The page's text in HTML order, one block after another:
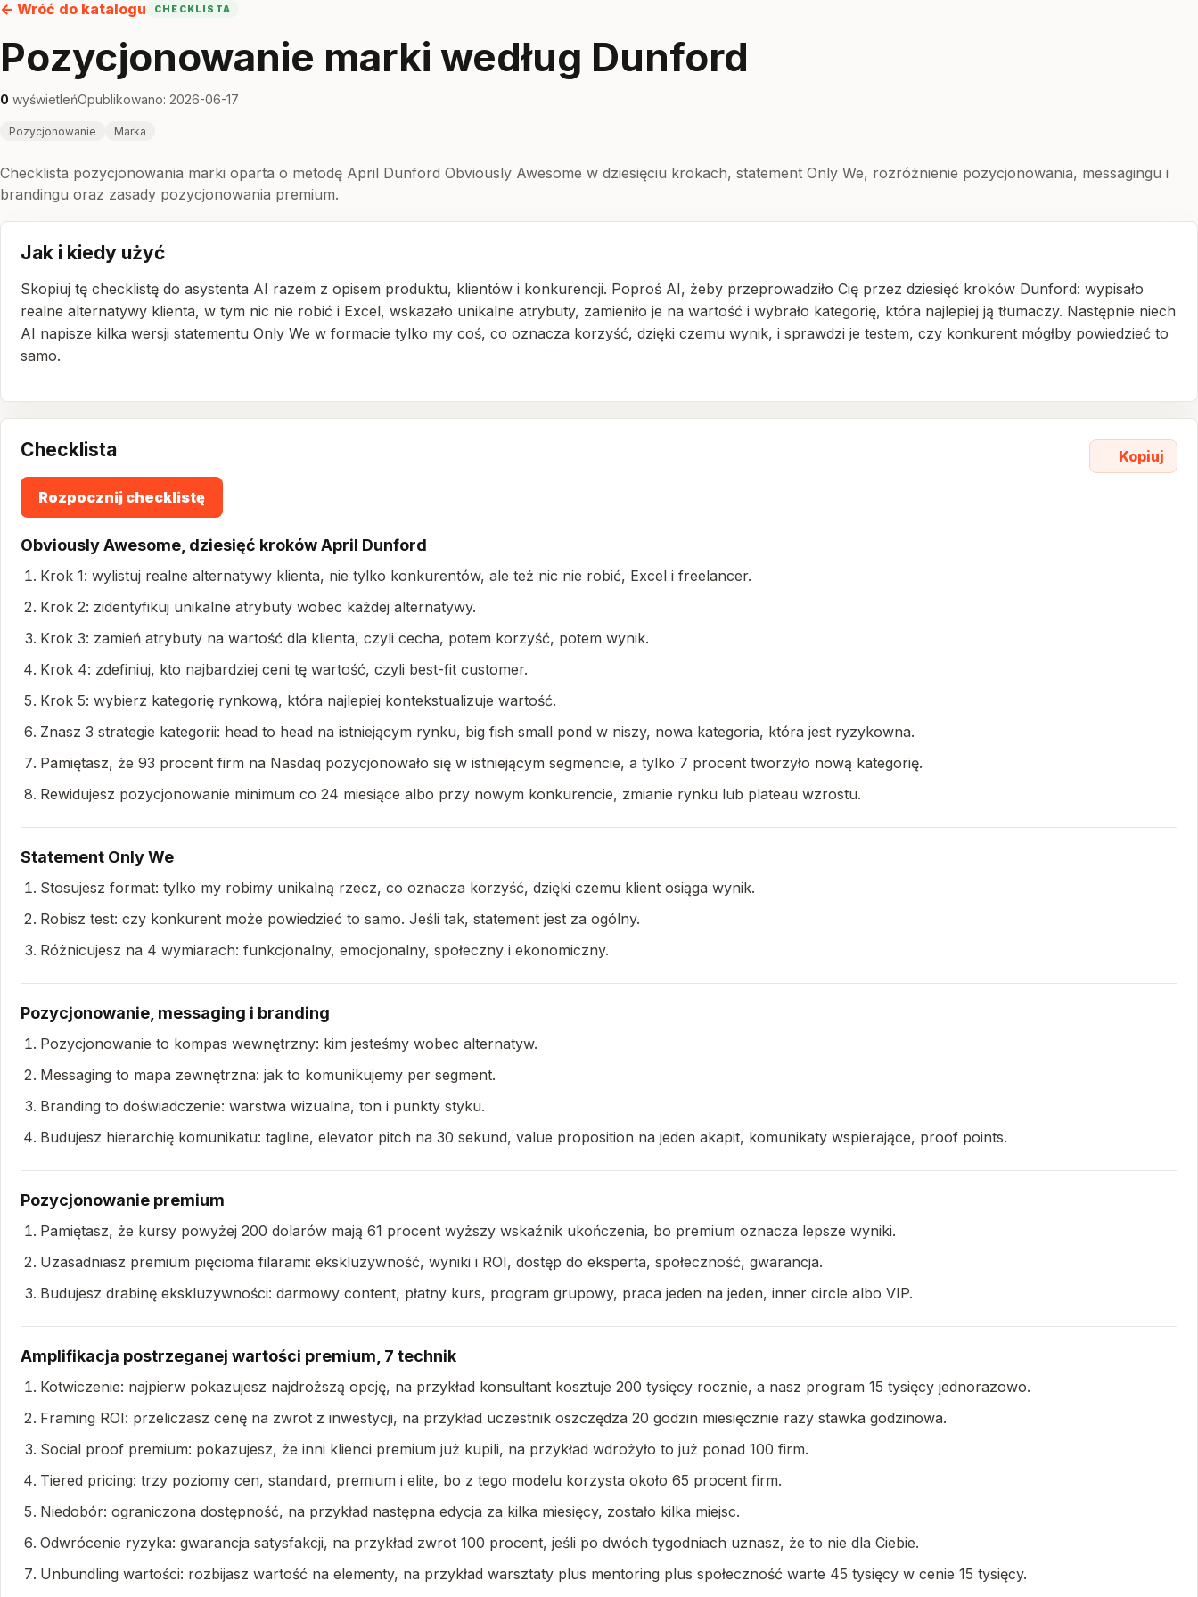
← Wróć do katalogu CHECKLISTA
Pozycjonowanie marki według Dunford
0 wyświetleńOpublikowano: 2026-06-17
Pozycjonowanie Marka
Checklista pozycjonowania marki oparta o metodę April Dunford Obviously Awesome w dziesięciu krokach, statement Only We, rozróżnienie pozycjonowania, messagingu i
brandingu oraz zasady pozycjonowania premium.
Jak i kiedy użyć
Skopiuj tę checklistę do asystenta AI razem z opisem produktu, klientów i konkurencji. Poproś AI, żeby przeprowadziło Cię przez dziesięć kroków Dunford: wypisało
realne alternatywy klienta, w tym nic nie robić i Excel, wskazało unikalne atrybuty, zamieniło je na wartość i wybrało kategorię, która najlepiej ją tłumaczy. Następnie niech
AI napisze kilka wersji statementu Only We w formacie tylko my coś, co oznacza korzyść, dzięki czemu wynik, i sprawdzi je testem, czy konkurent mógłby powiedzieć to
samo.
Checklista Kopiuj
Rozpocznij checklistę
Obviously Awesome, dziesięć kroków April Dunford
Krok 1: wylistuj realne alternatywy klienta, nie tylko konkurentów, ale też nic nie robić, Excel i freelancer.
Krok 2: zidentyfikuj unikalne atrybuty wobec każdej alternatywy.
Krok 3: zamień atrybuty na wartość dla klienta, czyli cecha, potem korzyść, potem wynik.
Krok 4: zdefiniuj, kto najbardziej ceni tę wartość, czyli best-fit customer.
Krok 5: wybierz kategorię rynkową, która najlepiej kontekstualizuje wartość.
Znasz 3 strategie kategorii: head to head na istniejącym rynku, big fish small pond w niszy, nowa kategoria, która jest ryzykowna.
Pamiętasz, że 93 procent firm na Nasdaq pozycjonowało się w istniejącym segmencie, a tylko 7 procent tworzyło nową kategorię.
Rewidujesz pozycjonowanie minimum co 24 miesiące albo przy nowym konkurencie, zmianie rynku lub plateau wzrostu.
Statement Only We
Stosujesz format: tylko my robimy unikalną rzecz, co oznacza korzyść, dzięki czemu klient osiąga wynik.
Robisz test: czy konkurent może powiedzieć to samo. Jeśli tak, statement jest za ogólny.
Różnicujesz na 4 wymiarach: funkcjonalny, emocjonalny, społeczny i ekonomiczny.
Pozycjonowanie, messaging i branding
Pozycjonowanie to kompas wewnętrzny: kim jesteśmy wobec alternatyw.
Messaging to mapa zewnętrzna: jak to komunikujemy per segment.
Branding to doświadczenie: warstwa wizualna, ton i punkty styku.
Budujesz hierarchię komunikatu: tagline, elevator pitch na 30 sekund, value proposition na jeden akapit, komunikaty wspierające, proof points.
Pozycjonowanie premium
Pamiętasz, że kursy powyżej 200 dolarów mają 61 procent wyższy wskaźnik ukończenia, bo premium oznacza lepsze wyniki.
Uzasadniasz premium pięcioma filarami: ekskluzywność, wyniki i ROI, dostęp do eksperta, społeczność, gwarancja.
Budujesz drabinę ekskluzywności: darmowy content, płatny kurs, program grupowy, praca jeden na jeden, inner circle albo VIP.
Amplifikacja postrzeganej wartości premium, 7 technik
Kotwiczenie: najpierw pokazujesz najdroższą opcję, na przykład konsultant kosztuje 200 tysięcy rocznie, a nasz program 15 tysięcy jednorazowo.
Framing ROI: przeliczasz cenę na zwrot z inwestycji, na przykład uczestnik oszczędza 20 godzin miesięcznie razy stawka godzinowa.
Social proof premium: pokazujesz, że inni klienci premium już kupili, na przykład wdrożyło to już ponad 100 firm.
Tiered pricing: trzy poziomy cen, standard, premium i elite, bo z tego modelu korzysta około 65 procent firm.
Niedobór: ograniczona dostępność, na przykład następna edycja za kilka miesięcy, zostało kilka miejsc.
Odwrócenie ryzyka: gwarancja satysfakcji, na przykład zwrot 100 procent, jeśli po dwóch tygodniach uznasz, że to nie dla Ciebie.
Unbundling wartości: rozbijasz wartość na elementy, na przykład warsztaty plus mentoring plus społeczność warte 45 tysięcy w cenie 15 tysięcy.